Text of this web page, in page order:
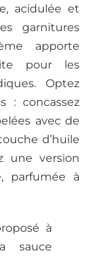
acidulée et
garnitures
apporte
pour les
Optez
: concassez
avec de
d’huile
une version
parfumée à
à
sauce